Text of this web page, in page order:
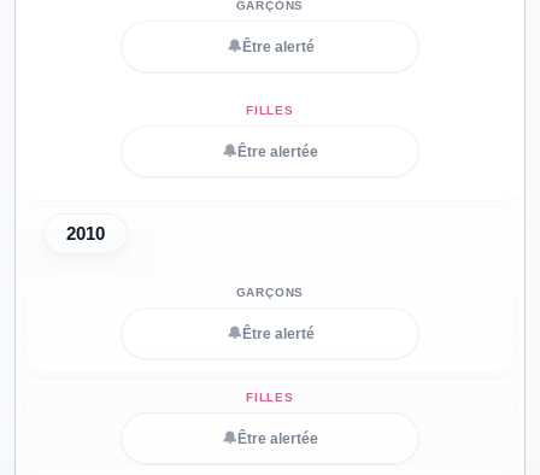
🔔 Être alerté
🔔 Être alertée
2010
🔔 Être alerté
🔔 Être alertée